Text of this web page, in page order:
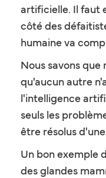
artificielle. Il faut
côté des
humaine va
Nous savons
qu'aucun autre
l'intelligence
seuls les
être résolus
Un bon exemple
des glandes